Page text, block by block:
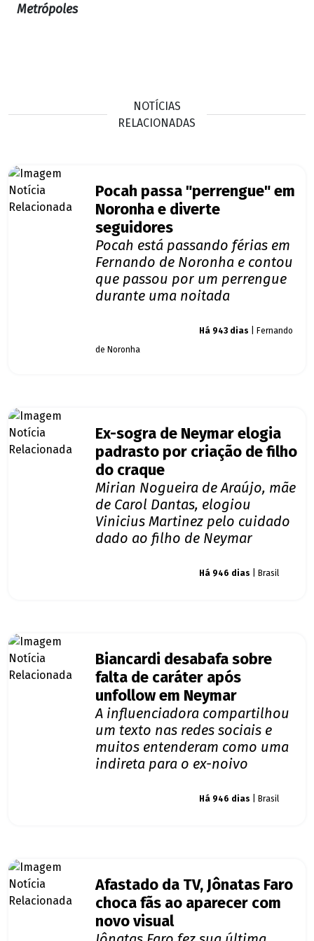
Metrópoles
NOTÍCIAS
RELACIONADAS
Pocah passa "perrengue" em
Noronha e diverte
seguidores
Pocah está passando férias em
Fernando de Noronha e contou
que passou por um perrengue
durante uma noitada
Há 943 dias | Fernando
de Noronha
Ex-sogra de Neymar elogia
padrasto por criação de filho
do craque
Mirian Nogueira de Araújo, mãe
de Carol Dantas, elogiou
Vinicius Martinez pelo cuidado
dado ao filho de Neymar
Há 946 dias | Brasil
Biancardi desabafa sobre
falta de caráter após
unfollow em Neymar
A influenciadora compartilhou
um texto nas redes sociais e
muitos entenderam como uma
indireta para o ex-noivo
Há 946 dias | Brasil
Afastado da TV, Jônatas Faro
choca fãs ao aparecer com
novo visual